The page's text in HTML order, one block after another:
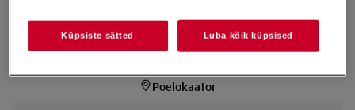
Product may be available at other retailers not listed above
Poelokaator
Küpsiste sätted Luba kõik küpsised